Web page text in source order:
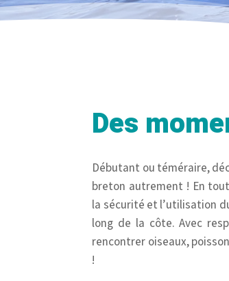
Des
Débutant ou téméraire,
breton autrement ! En
la sécurité et l’utilisation
long de la côte. Avec
rencontrer oiseaux,
!